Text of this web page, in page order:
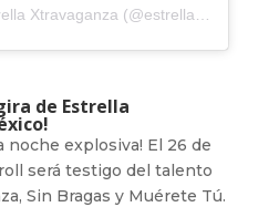
de Estrella
noche explosiva! El 26 de
será testigo del talento
Sin Bragas y Muérete Tú.